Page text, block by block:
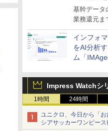
基幹データ
業務還元ま
インフォ
をAI分析
ム「
Impress Watchシ
1時間 24時間
ユニクロ、今日から「
シアサッカーワンピー